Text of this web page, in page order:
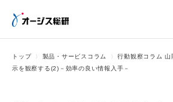
トップ 製品・サービスコラム 行動観察コラム 山
示を観察する(2)－効率の良い情報入手－